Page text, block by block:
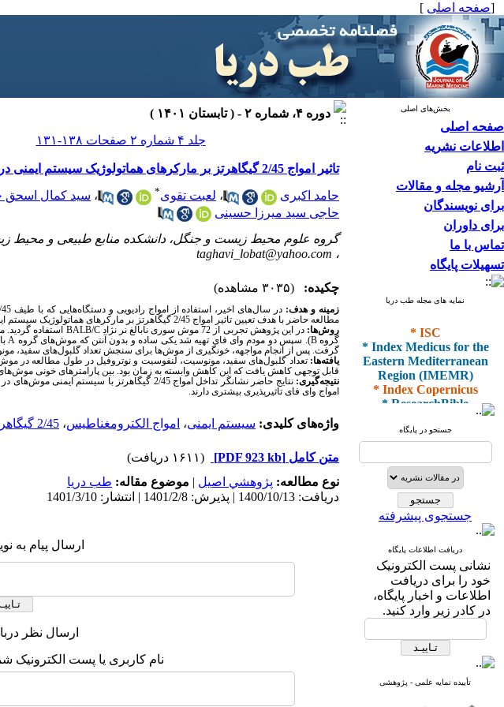
[صفحه اصلی ]
بخش‌های اصلی
صفحه اصلی
اطلاعات نشریه
ثبت نام
آرشیو مجله و مقالات
برای نویسندگان
برای داوران
تماس با ما
تسهیلات پایگاه
نمایه های مجله طب دریا
* ISC
* Index Medicus for the
Eastern Mediterranean
Region (IMEMR)
* Index Copernicus
* ResearchBible
* I2OR
* ROAD
* Scientific Indexing
Services
* SID
* Magiran
* Google Scholar
و دارای رتبه علمی
پژوهشی
از کمیسیون نشریات
وزارت بهداشت و درمان
* Index Medicus for the
جستجو در پایگاه
جستجوی پیشرفته
دریافت اطلاعات پایگاه
نشانی پست الکترونیک
خود را برای دریافت
اطلاعات و اخبار پایگاه،
در کادر زیر وارد کنید.
تأییده نمایه علمی - پژوهشی
دوره ۴، شماره ۲ - ( تابستان ۱۴۰۱ )
جلد ۴ شماره ۲ صفحات ۱۳۸-۱۳۱
تاثیر امواج 2/45 گیگاهرتز بر مارکرهای هماتولوژیک سیستم ایمنی در رت
حامد اکبری ، لعبت تقوی* ، سید کمال اسحق
حاجی سید میرزا حسینی
گروه علوم محیط زیست و جنگل، دانشکده منابع طبیعی و محیط
، taghavi_lobat@yahoo.com
چکیده: (۳۰۳۵ مشاهده)
زمینه و هدف: در سال‌های اخیر، استفاده از امواج رادیویی ودستگاه‌هایی که با طیف 2/45 گیگاهرتز
مطالعه حاضر با هدف تعیین تاثیر امواج 2/45 گیگاهرتز بر مارکرهای هماتولوژیک سیستم ایمنی در موش
روش‌ها: در این پژوهش تجربی از 72 موش سوری نابالغ نر نژاد BALB/C استفاده گردید. موش‌ها به 3 گروه تقسیم شدند؛ یک گروه
گروهB). سپس دو مودم وای فای تهیه شد یکی ساده و بدون آنتن که موش‌های گروه A
گرفت. پس از انجام مواجهه، خونگیری از موش‌ها برای سنجش تعداد گلبول‌های سفید،
یافته‌ها: تعداد گلبول‌های سفید، مونوسیت، لنفوسیت و نوتروفیلدر طول مطالعه در
قابل توجهی کاهش یافت که این کاهش وابسته به زمان بود. بین پارامترهای خونی
نتیجه‌گیری:
نتایج حاضر نشانگر تداخل امواج 2/45 گیگاهرتز
امواج وای فای تاثیرپذیری بیشتری دارند.
واژه‌های کلیدی: سیستم ایمنی، امواج الکترومغناطیس، 2/45 گیگاهرتز
متن کامل [PDF 923 kb]
(۱۶۱۱ دریافت)
نوع مطالعه: پژوهشي اصیل | موضوع مقاله: طب دریا
دریافت: 1400/10/13 | پذیرش: 1401/2/8 | انتشار: 1401/3/10
ارسال پیام به
ارسال نظر
نام کاربری یا پست الکترونیک